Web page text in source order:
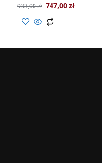
933,00zł 747,00zł